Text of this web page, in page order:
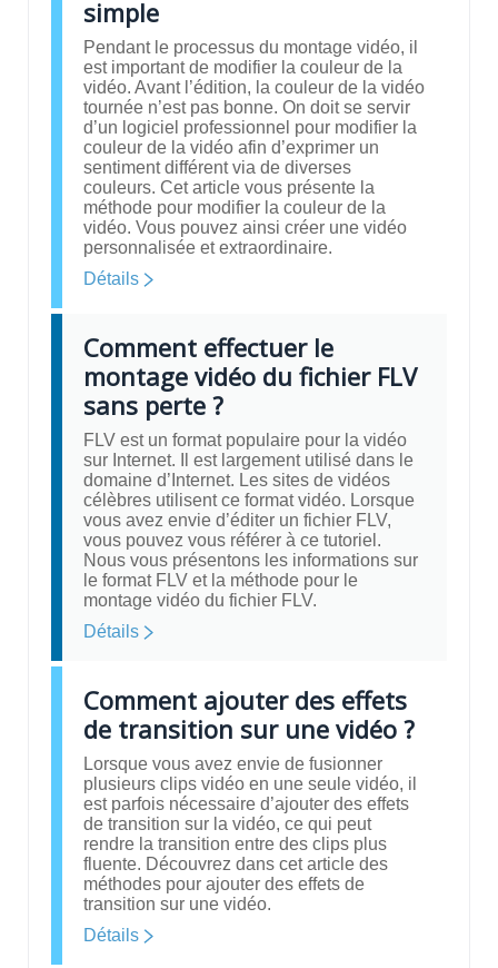
simple
Pendant le processus du montage vidéo, il
est important de modifier la couleur de la
vidéo. Avant l’édition, la couleur de la vidéo
tournée n’est pas bonne. On doit se servir
d’un logiciel professionnel pour modifier la
couleur de la vidéo afin d’exprimer un
sentiment différent via de diverses
couleurs. Cet article vous présente la
méthode pour modifier la couleur de la
vidéo. Vous pouvez ainsi créer une vidéo
personnalisée et extraordinaire.
Détails
Comment effectuer le
montage vidéo du fichier FLV
sans perte ?
FLV est un format populaire pour la vidéo
sur Internet. Il est largement utilisé dans le
domaine d’Internet. Les sites de vidéos
célèbres utilisent ce format vidéo. Lorsque
vous avez envie d’éditer un fichier FLV,
vous pouvez vous référer à ce tutoriel.
Nous vous présentons les informations sur
le format FLV et la méthode pour le
montage vidéo du fichier FLV.
Détails
Comment ajouter des effets
de transition sur une vidéo ?
Lorsque vous avez envie de fusionner
plusieurs clips vidéo en une seule vidéo, il
est parfois nécessaire d’ajouter des effets
de transition sur la vidéo, ce qui peut
rendre la transition entre des clips plus
fluente. Découvrez dans cet article des
méthodes pour ajouter des effets de
transition sur une vidéo.
Détails